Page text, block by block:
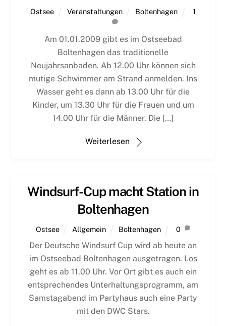
Ostsee Veranstaltungen Boltenhagen 1
Am 01.01.2009 gibt es im Ostseebad
Boltenhagen das traditionelle
Neujahrsanbaden. Ab 12.00 Uhr können sich
mutige Schwimmer am Strand anmelden. Ins
Wasser geht es dann ab 13.00 Uhr für die
Kinder, um 13.30 Uhr für die Frauen und um
14.00 Uhr für die Männer. Die […]
Weiterlesen
Windsurf-Cup macht Station in
Boltenhagen
Ostsee Allgemein Boltenhagen 0
Der Deutsche Windsurf Cup wird ab heute an
im Ostseebad Boltenhagen ausgetragen. Los
geht es ab 11.00 Uhr. Vor Ort gibt es auch ein
entsprechendes Unterhaltungsprogramm, am
Samstagabend im Partyhaus auch eine Party
mit den DWC Stars.